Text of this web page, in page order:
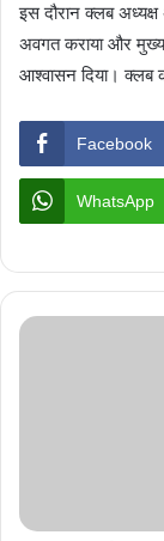
इस दौरान क्लब
अवगत कराया और
आश्वासन दिया। क्लब
Facebook
WhatsApp